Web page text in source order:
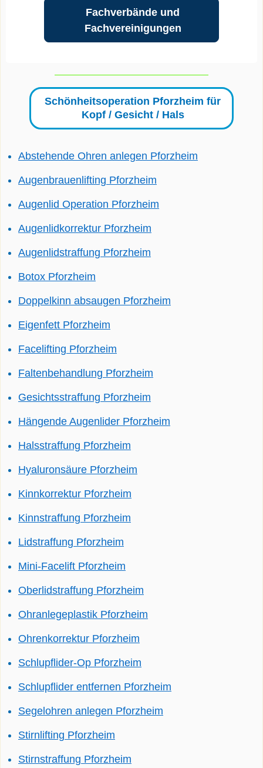
Fachverbände und
Fachvereinigungen
Schönheitsoperation Pforzheim für
Kopf / Gesicht / Hals
Abstehende Ohren anlegen Pforzheim
Augenbrauenlifting Pforzheim
Augenlid Operation Pforzheim
Augenlidkorrektur Pforzheim
Augenlidstraffung Pforzheim
Botox Pforzheim
Doppelkinn absaugen Pforzheim
Eigenfett Pforzheim
Facelifting Pforzheim
Faltenbehandlung Pforzheim
Gesichtsstraffung Pforzheim
Hängende Augenlider Pforzheim
Halsstraffung Pforzheim
Hyaluronsäure Pforzheim
Kinnkorrektur Pforzheim
Kinnstraffung Pforzheim
Lidstraffung Pforzheim
Mini-Facelift Pforzheim
Oberlidstraffung Pforzheim
Ohranlegeplastik Pforzheim
Ohrenkorrektur Pforzheim
Schlupflider-Op Pforzheim
Schlupflider entfernen Pforzheim
Segelohren anlegen Pforzheim
Stirnlifting Pforzheim
Stirnstraffung Pforzheim